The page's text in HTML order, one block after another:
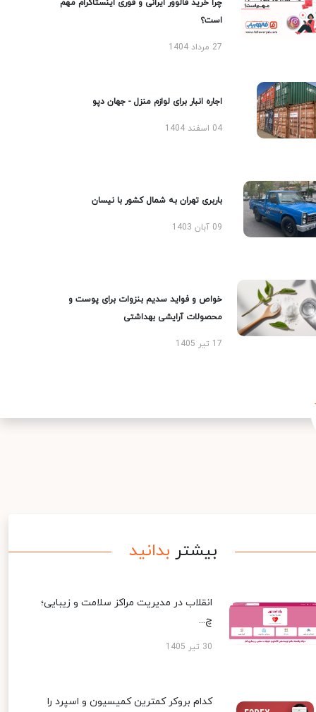
چرا خرید فالوور ایرانی و فوری اینستاگرام مهم
است؟
27 مرداد 1404
اجاره انبار برای لوازم منزل - جهان دپو
04 اسفند 1404
باربری تهران به شمال کشور با نیسان
09 آبان 1403
خواص و فواید سدیم بنزوات برای پوست و
محصولات آرایشی بهداشتی
17 تیر 1405
بیشتر بدانید
انقلاب در مدیریت مراکز سلامت و زیبایی؛
چ...
30 تیر 1405
کدام بروکر کمترین کمیسیون و اسپرد را